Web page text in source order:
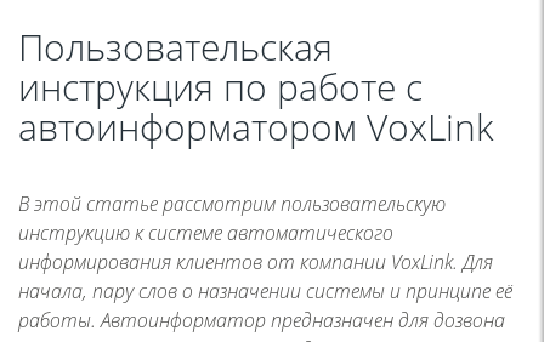
Пользовательская
инструкция по работе с
автоинформатором VoxLink
В этой статье рассмотрим пользовательскую
инструкцию к системе автоматического
информирования клиентов от компании VoxLink. Для
начала, пару слов о назначении системы и принципе её
работы. Автоинформатор предназначен для дозвона